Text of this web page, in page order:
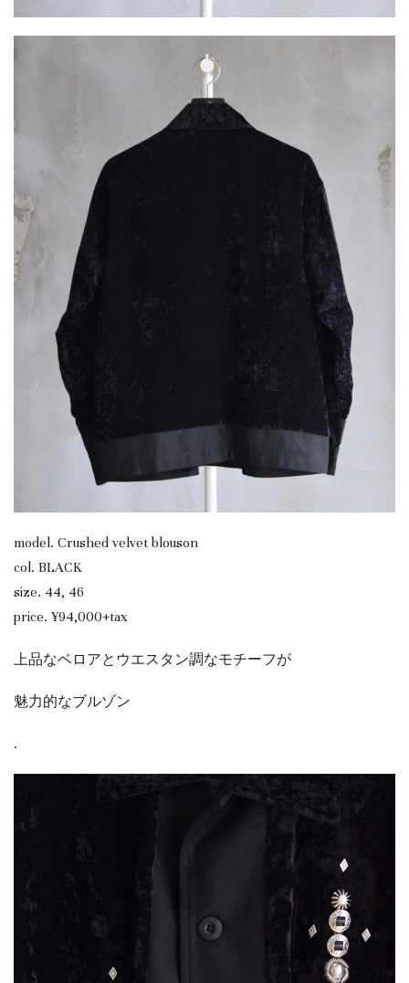
model. Crushed velvet blouson
col. BLACK
size. 44, 46
price. ¥94,000+tax
上品なベロアとウエスタン調なモチーフが
魅力的なブルゾン
.